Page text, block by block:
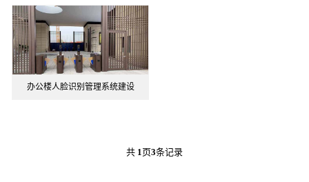
办公楼人脸识别管理系统建设
共 1 页3条记录